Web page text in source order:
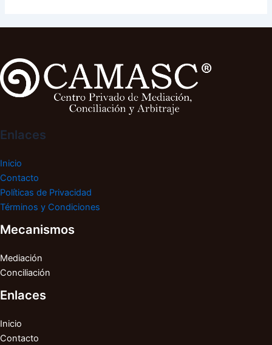
Enlaces
Inicio
Contacto
Políticas de Privacidad
Términos y Condiciones
Mecanismos
Mediación
Conciliación
Enlaces
Inicio
Contacto